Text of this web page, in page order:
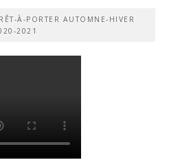
À-PORTER AUTOMNE-HIVER
2021